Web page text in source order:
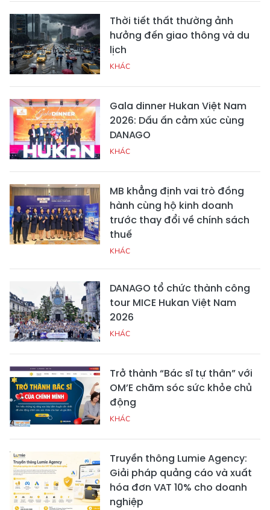
Thời tiết thất thường ảnh
hưởng đến giao thông và du
lịch
KHÁC
Gala dinner Hukan Việt Nam
2026: Dấu ấn cảm xúc cùng
DANAGO
KHÁC
MB khẳng định vai trò đồng
hành cùng hộ kinh doanh
trước thay đổi về chính sách
thuế
KHÁC
DANAGO tổ chức thành công
tour MICE Hukan Việt Nam
2026
KHÁC
Trở thành “Bác sĩ tự thân” với
OM’E chăm sóc sức khỏe chủ
động
KHÁC
Truyền thông Lumie Agency:
Giải pháp quảng cáo và xuất
hóa đơn VAT 10% cho doanh
nghiệp